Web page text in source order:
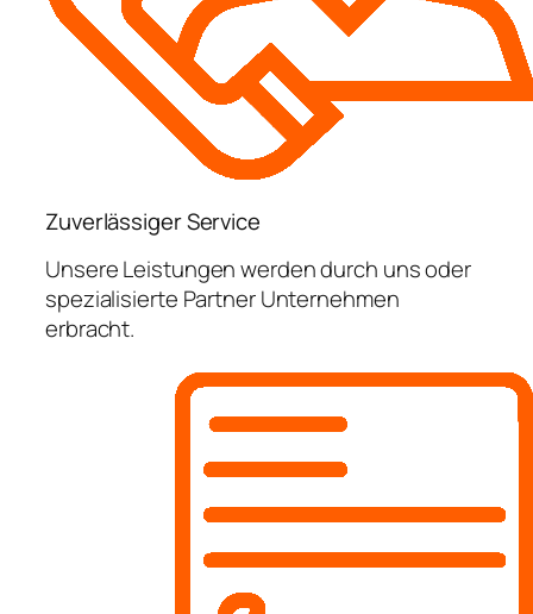
Zuverlässiger Service
Unsere Leistungen werden durch uns oder
spezialisierte Partner Unternehmen
erbracht.